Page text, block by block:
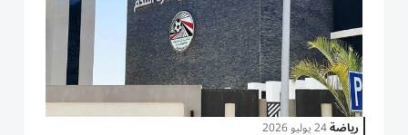
رياضة24 يوليو 2026